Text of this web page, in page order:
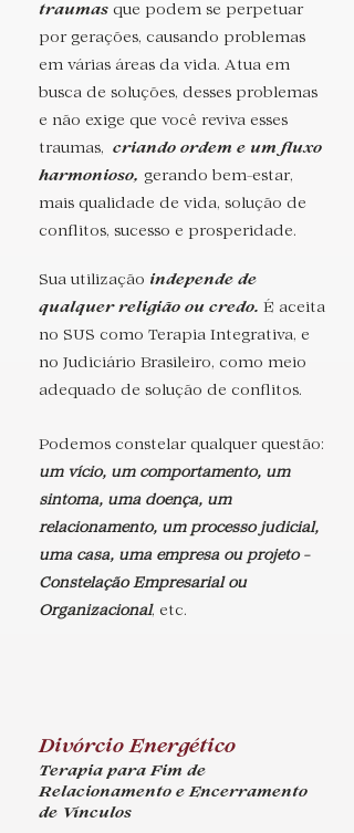
traumas que podem se perpetuar
por gerações, causando problemas
em várias áreas da vida. Atua em
busca de soluções, desses problemas
e não exige que você reviva esses
traumas, criando ordem e um fluxo
harmonioso, gerando bem-estar,
mais qualidade de vida, solução de
conflitos, sucesso e prosperidade.
Sua utilização independe de
qualquer religião ou credo. É aceita
no SUS como Terapia Integrativa, e
no Judiciário Brasileiro, como meio
adequado de solução de conflitos.
Podemos constelar qualquer questão:
um vício, um comportamento, um
sintoma, uma doença, um
relacionamento, um processo judicial,
uma casa, uma empresa ou projeto -
Constelação Empresarial ou
Organizacional, etc.
Divórcio Energético
Terapia para Fim de
Relacionamento e Encerramento
de Vínculos